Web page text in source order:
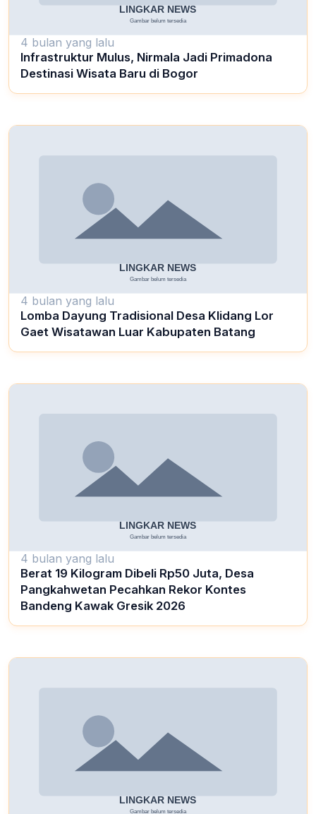
4 bulan yang lalu
Infrastruktur Mulus, Nirmala Jadi Primadona
Destinasi Wisata Baru di Bogor
4 bulan yang lalu
Lomba Dayung Tradisional Desa Klidang Lor
Gaet Wisatawan Luar Kabupaten Batang
4 bulan yang lalu
Berat 19 Kilogram Dibeli Rp50 Juta, Desa
Pangkahwetan Pecahkan Rekor Kontes
Bandeng Kawak Gresik 2026